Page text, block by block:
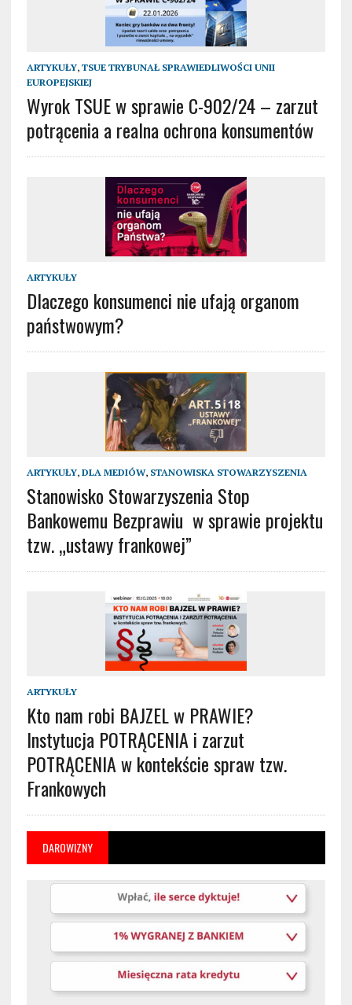
ARTYKUŁY, TSUE TRYBUNAŁ SPRAWIEDLIWOŚCI UNII
EUROPEJSKIEJ
Wyrok TSUE w sprawie C-902/24 – zarzut
potrącenia a realna ochrona konsumentów
ARTYKUŁY
Dlaczego konsumenci nie ufają organom
państwowym?
ARTYKUŁY, DLA MEDIÓW, STANOWISKA STOWARZYSZENIA
Stanowisko Stowarzyszenia Stop
Bankowemu Bezprawiu w sprawie projektu
tzw. „ustawy frankowej”
ARTYKUŁY
Kto nam robi BAJZEL w PRAWIE?
Instytucja POTRĄCENIA i zarzut
POTRĄCENIA w kontekście spraw tzw.
Frankowych
DAROWIZNY